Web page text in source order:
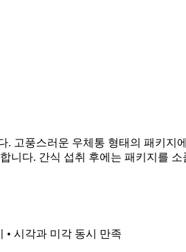
고풍스러운 우체통 형태의 패키
니다. 간식 섭취 후에는 패키지를
• 시각과 미각 동시 만족